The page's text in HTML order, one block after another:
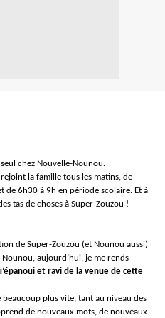
chez Nouvelle-Nounou.
la famille tous les matins, de
de 6h30 à 9h en période scolaire. Et à
tas de choses à Super-Zouzou !
de Super-Zouzou (et Nounou aussi)
aujourd’hui, je me rends
et ravi de la venue de cette
plus vite, tant au niveau des
de nouveaux mots, de nouveaux